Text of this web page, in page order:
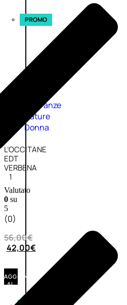
PROMO
Fragranze
Nature
Donna
L’OCCITANE
EDT
VERBENA
1
Valutato
0su
5
(0)
56,00€
42,00€
AGGIUNGI
AL
CARRELLO